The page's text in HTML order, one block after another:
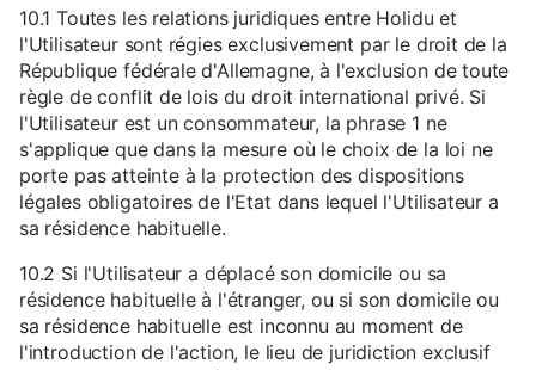
10.1 Toutes les relations juridiques entre Holidu et
l'Utilisateur sont régies exclusivement par le droit de la
République fédérale d'Allemagne, à l'exclusion de toute
règle de conflit de lois du droit international privé. Si
l'Utilisateur est un consommateur, la phrase 1 ne
s'applique que dans la mesure où le choix de la loi ne
porte pas atteinte à la protection des dispositions
légales obligatoires de l'Etat dans lequel l'Utilisateur a
sa résidence habituelle.
10.2 Si l'Utilisateur a déplacé son domicile ou sa
résidence habituelle à l'étranger, ou si son domicile ou
sa résidence habituelle est inconnu au moment de
l'introduction de l'action, le lieu de juridiction exclusif